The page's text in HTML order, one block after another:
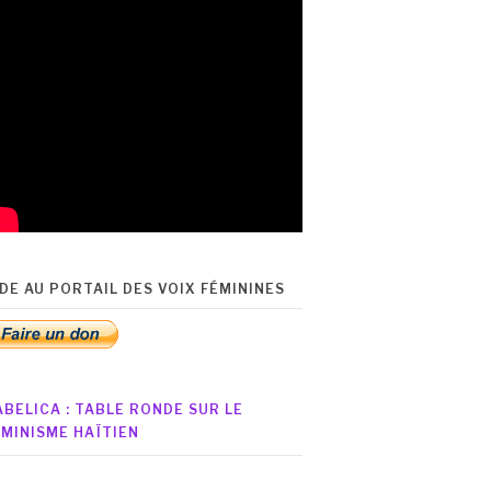
AU PORTAIL DES VOIX FÉMININES
: TABLE RONDE SUR LE
HAÏTIEN